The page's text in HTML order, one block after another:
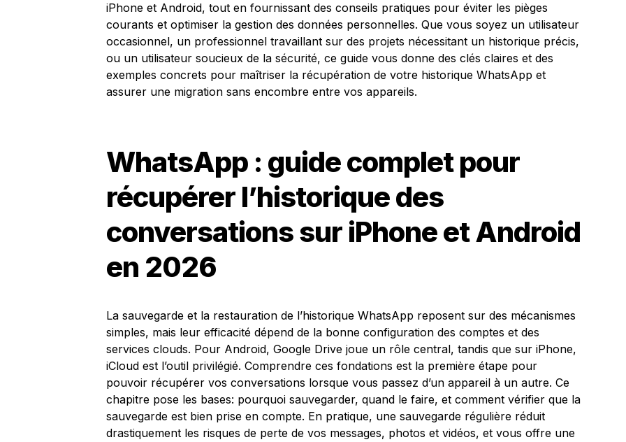
iPhone et Android, tout en fournissant des conseils pratiques pour éviter les pièges
courants et optimiser la gestion des données personnelles. Que vous soyez un utilisateur
occasionnel, un professionnel travaillant sur des projets nécessitant un historique précis,
ou un utilisateur soucieux de la sécurité, ce guide vous donne des clés claires et des
exemples concrets pour maîtriser la récupération de votre historique WhatsApp et
assurer une migration sans encombre entre vos appareils.
WhatsApp : guide complet pour
récupérer l’historique des
conversations sur iPhone et Android
en 2026
La sauvegarde et la restauration de l’historique WhatsApp reposent sur des mécanismes
simples, mais leur efficacité dépend de la bonne configuration des comptes et des
services clouds. Pour Android, Google Drive joue un rôle central, tandis que sur iPhone,
iCloud est l’outil privilégié. Comprendre ces fondations est la première étape pour
pouvoir récupérer vos conversations lorsque vous passez d’un appareil à un autre. Ce
chapitre pose les bases: pourquoi sauvegarder, quand le faire, et comment vérifier que la
sauvegarde est bien prise en compte. En pratique, une sauvegarde régulière réduit
drastiquement les risques de perte de vos messages, photos et vidéos, et vous offre une